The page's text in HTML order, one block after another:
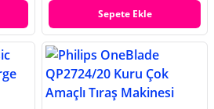
Sepete Ekle